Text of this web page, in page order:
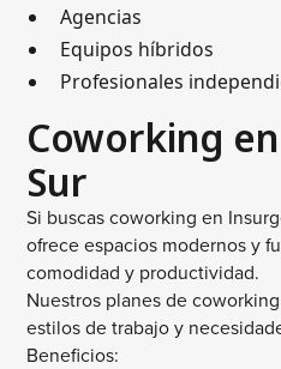
Agencias
Equipos híbridos
Profesionales
Coworking
Sur
Si buscas coworking en
ofrece espacios modernos y
comodidad y productividad.
Nuestros planes de
estilos de trabajo y
Beneficios: